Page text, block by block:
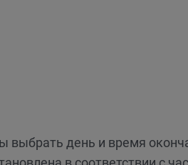
выбрать день и время